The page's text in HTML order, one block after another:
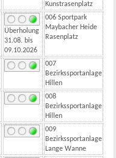
Kunstrasenplatz
Überholung
31.08. bis
09.10.2026
006 Sportpark
Maybacher Heide
Rasenplatz
007
Bezirkssportanlage
Hillen
008
Bezirkssportanlage
Hillen
009
Bezirkssportanlage
Lange Wanne